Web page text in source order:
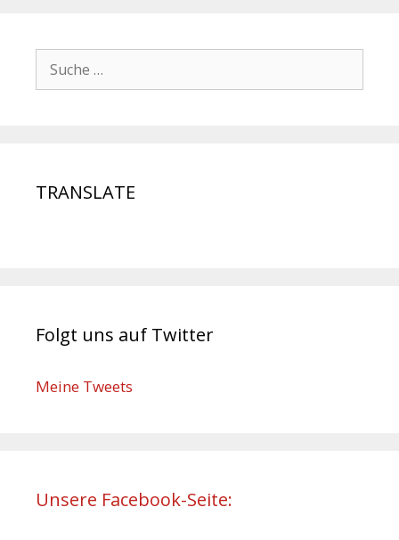
TRANSLATE
Folgt uns auf Twitter
Meine Tweets
Unsere Facebook-Seite: